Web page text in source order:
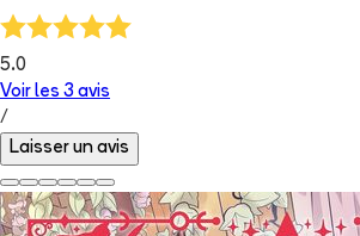
5.0
Voir les 3 avis
/
Laisser un avis